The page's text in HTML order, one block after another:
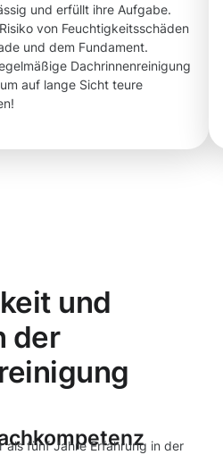
und erfüllt ihre Aufgabe.
von Feuchtigkeitsschäden
und dem Fundament.
Dachrinnenreinigung
auf lange Sicht teure
und
der
als fünf Jahre Erfahrung in der